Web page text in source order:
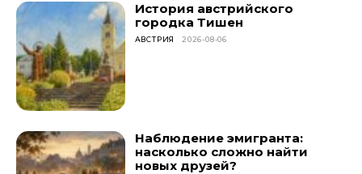
История австрийского
городка Тишен
АВСТРИЯ 2026-08-06
Наблюдение эмигранта:
насколько сложно найти
новых друзей?